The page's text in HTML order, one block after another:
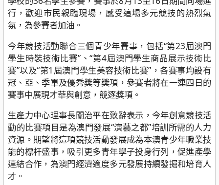
行，歡迎市民親臨現場，感受這場多元競技的熱烈氣
氛，為參賽者加油。
今年競技活動聯合三個青少年賽事，包括“第23屆澳門
學生時裝技術比賽”、“第4屆澳門學生商品展示技術比
賽”以及“第1屆澳門學生美容技術比賽”，各賽事均設有
冠、亞、季軍及優秀獎等獎項，參賽者將在一連四日的
賽事中展現才華與創意，競逐獎項。
生產力中心理事長關治平在致辭表示，今年創意競技活
動的比賽項目是為澳門發展“演藝之都”培訓所需的人力
資源。期望將這項競技活動發展成為本澳青少年職業技
能的標杆盛事，吸引更多青年學子投身行列，促進產學
連結合作，為澳門經濟適度多元發展持續發掘和培育人
才。